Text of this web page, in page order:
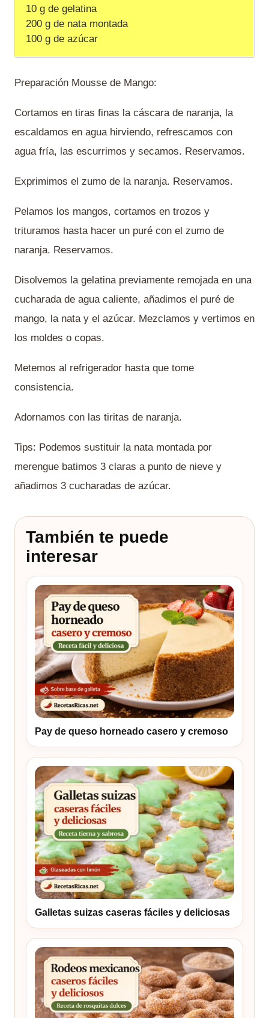
10 g de gelatina
200 g de nata montada
100 g de azúcar
Preparación Mousse de Mango:
Cortamos en tiras finas la cáscara de naranja, la
escaldamos en agua hirviendo, refrescamos con
agua fría, las escurrimos y secamos. Reservamos.
Exprimimos el zumo de la naranja. Reservamos.
Pelamos los mangos, cortamos en trozos y
trituramos hasta hacer un puré con el zumo de
naranja. Reservamos.
Disolvemos la gelatina previamente remojada en una
cucharada de agua caliente, añadimos el puré de
mango, la nata y el azúcar. Mezclamos y vertimos en
los moldes o copas.
Metemos al refrigerador hasta que tome
consistencia.
Adornamos con las tiritas de naranja.
Tips: Podemos sustituir la nata montada por
merengue batimos 3 claras a punto de nieve y
añadimos 3 cucharadas de azúcar.
También te puede
interesar
Pay de queso horneado casero y cremoso
Galletas suizas caseras fáciles y deliciosas